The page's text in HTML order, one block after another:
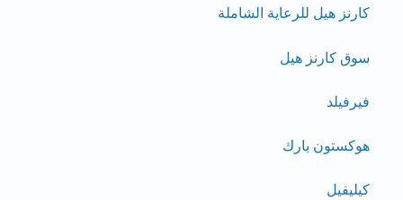
كارنز هيل للرعاية الشاملة
سوق كارنز هيل
فيرفيلد
هوكستون بارك
كيليفيل